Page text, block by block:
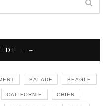
DE … –
BALADE BEAGLE
CALIFORNIE CHIEN